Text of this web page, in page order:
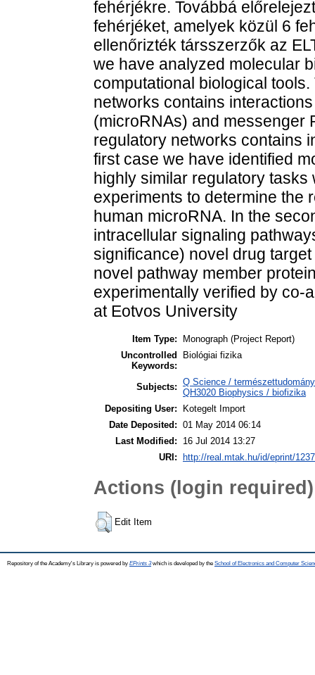
fehérjékre. Továbbá
fehérjéket, amelyek közül 6
ellenőrizték társszerzők az
we have analyzed molecular
computational biological
networks contains
(microRNAs) and messenger
regulatory networks contains
first case we have identified
highly similar regulatory
experiments to determine the
human microRNA. In the
intracellular signaling
significance) novel drug
novel pathway member
experimentally verified by co-
at Eotvos University
Item Type:
Monograph (Project Report)
Uncontrolled
Keywords:
Biológiai fizika
Subjects: Q Science /
QH3020 Biophysics / biofizika
Depositing User:
Kotegelt Import
Date Deposited: 01 May 2014 06:14
Last Modified:
16 Jul 2014 13:27
URI: http://real.mtak.hu/id/eprint/
Actions (login required)
Edit Item
Repository of the Academy's Library is powered by EPrints 3which is developed by the School of Electronics and Computer